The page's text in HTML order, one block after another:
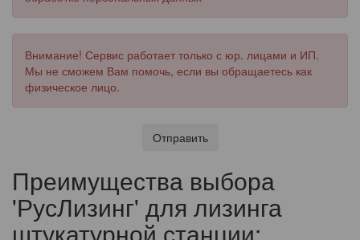
Внимание! Сервис работает только с юр. лицами и ИП.
Мы не сможем Вам помочь, если вы обращаетесь как
физическое лицо.
Отправить
Преимущества выбора
'РусЛизинг' для лизинга